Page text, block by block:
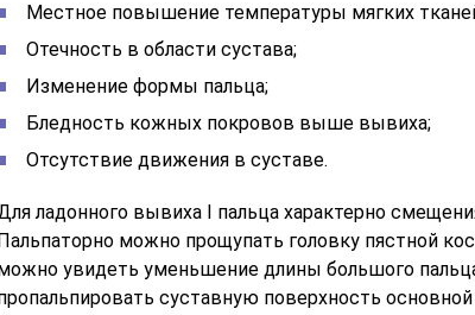
Местное повышение температуры мягких
Отечность в области сустава;
Изменение формы пальца;
Бледность кожных покровов выше вывиха;
Отсутствие движения в суставе.
ладонного вывиха І пальца характерно
можно прощупать головку пястной
увидеть уменьшение длины большого
суставную поверхность